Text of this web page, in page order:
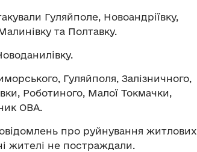
Гуляйполе, Новоандріївку,
та Полтавку.
Гуляйполя, Залізничного,
Роботиного, Малої Токмачки,
ОВА.
про руйнування житлових
жителі не постраждали.